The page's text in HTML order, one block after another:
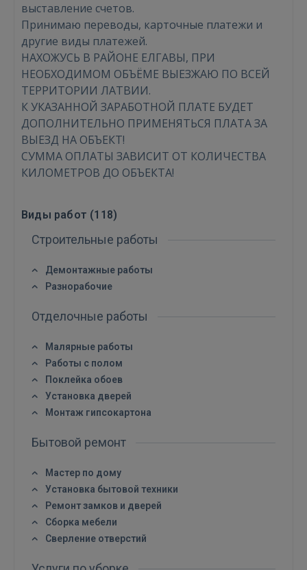
Войти
выставление счетов.
Принимаю переводы, карточные платежи и
другие виды платежей.
НАХОЖУСЬ В РАЙОНЕ ЕЛГАВЫ, ПРИ
НЕОБХОДИМОМ ОБЪЁМЕ ВЫЕЗЖАЮ ПО ВСЕЙ
ТЕРРИТОРИИ ЛАТВИИ.
К УКАЗАННОЙ ЗАРАБОТНОЙ ПЛАТЕ БУДЕТ
ДОПОЛНИТЕЛЬНО ПРИМЕНЯТЬСЯ ПЛАТА ЗА
ВЫЕЗД НА ОБЪЕКТ!
СУММА ОПЛАТЫ ЗАВИСИТ ОТ КОЛИЧЕСТВА
КИЛОМЕТРОВ ДО ОБЪЕКТА!
Виды работ (118)
Строительные работы
Демонтажные работы
Разнорабочие
Отделочные работы
Малярные работы
Работы с полом
Поклейка обоев
Установка дверей
Монтаж гипсокартона
Бытовой ремонт
Мастер по дому
Установка бытовой техники
Ремонт замков и дверей
Сборка мебели
Сверление отверстий